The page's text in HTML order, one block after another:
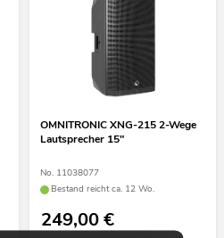
OMNITRONIC XNG-215 2-Wege
Lautsprecher 15"
No. 11038077
Bestand reicht ca. 12 Wo.
249,00€